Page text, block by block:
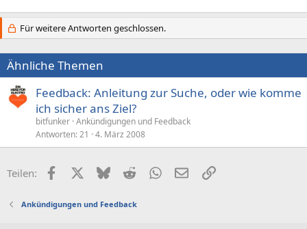
Für weitere Antworten geschlossen.
Ähnliche Themen
Feedback: Anleitung zur Suche, oder wie komme
ich sicher ans Ziel?
bitfunker Ankündigungen und Feedback
Antworten 21 4. März 2008
Teilen: FacebookX (Twitter)
BlueskyRedditWhatsApp
E-MailLink
Ankündigungen und Feedback